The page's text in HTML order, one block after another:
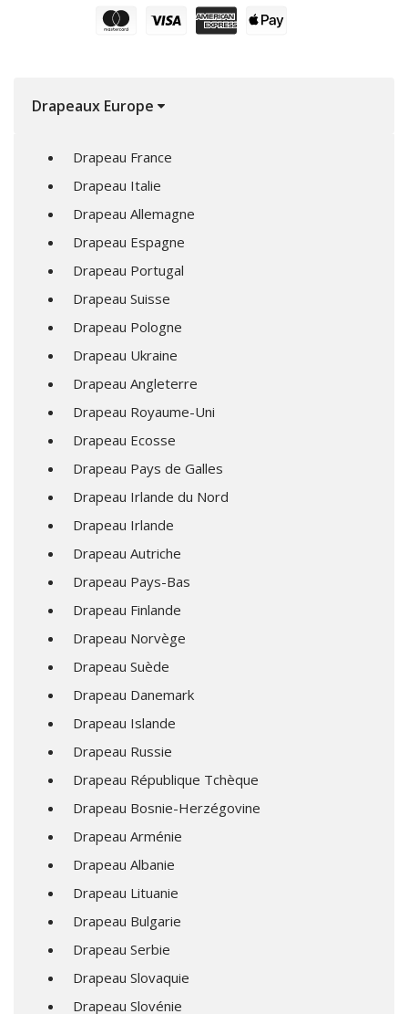
Drapeaux Europe
Drapeau France
Drapeau Italie
Drapeau Allemagne
Drapeau Espagne
Drapeau Portugal
Drapeau Suisse
Drapeau Pologne
Drapeau Ukraine
Drapeau Angleterre
Drapeau Royaume-Uni
Drapeau Ecosse
Drapeau Pays de Galles
Drapeau Irlande du Nord
Drapeau Irlande
Drapeau Autriche
Drapeau Pays-Bas
Drapeau Finlande
Drapeau Norvège
Drapeau Suède
Drapeau Danemark
Drapeau Islande
Drapeau Russie
Drapeau République Tchèque
Drapeau Bosnie-Herzégovine
Drapeau Arménie
Drapeau Albanie
Drapeau Lituanie
Drapeau Bulgarie
Drapeau Serbie
Drapeau Slovaquie
Drapeau Slovénie